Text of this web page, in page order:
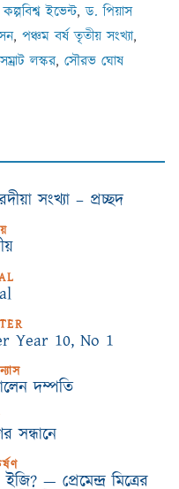
কল্পবিশ্ব ইভেন্ট,ড. পিয়াস
, পঞ্চম বর্ষ তৃতীয় সংখ্যা,
সম্রাট লস্কর, সৌরভ ঘোষ
সংখ্যা – প্রচ্ছদ
Year 10, No 1
দম্পতি
সন্ধানে
— প্রেমেন্দ্র মিত্রের